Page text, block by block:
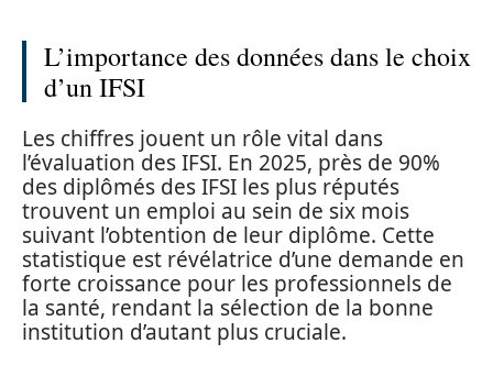
L’importance des données dans le choix
d’un IFSI
Les chiffres jouent un rôle vital dans
l’évaluation des IFSI. En 2025, près de 90%
des diplômés des IFSI les plus réputés
trouvent un emploi au sein de six mois
suivant l’obtention de leur diplôme. Cette
statistique est révélatrice d’une demande en
forte croissance pour les professionnels de
la santé, rendant la sélection de la bonne
institution d’autant plus cruciale.